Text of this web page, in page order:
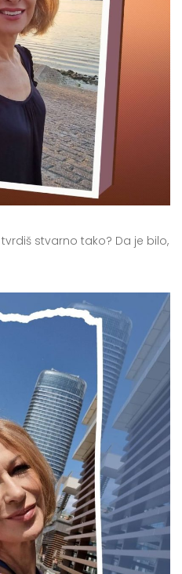
stvarno tako? Da je bilo,